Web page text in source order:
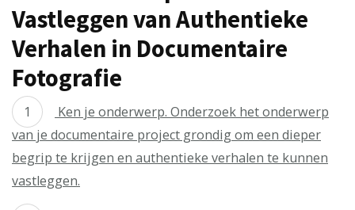
Vastleggen van Authentieke
Verhalen in Documentaire
Fotografie
Ken je onderwerp. Onderzoek het onderwerp
van je documentaire project grondig om een dieper
begrip te krijgen en authentieke verhalen te kunnen
vastleggen.